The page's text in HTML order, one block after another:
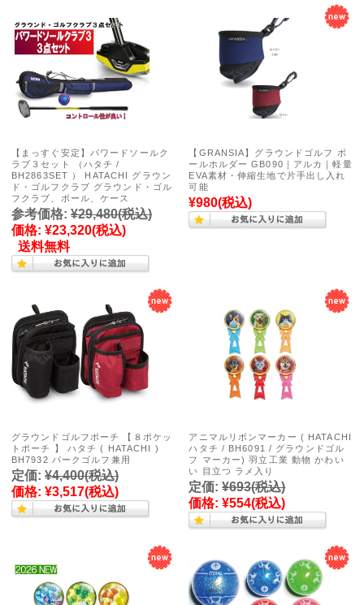
【まっすぐ安定】パワードソールク
ラブ３セット （ハタチ /
BH2863SET ） HATACHI グラウン
ド・ゴルフクラブ グラウンド・ゴル
フクラブ、ボール、ケース
参考価格: ¥29,480(税込)
価格: ¥23,320(税込)
送料無料
【GRANSIA】グラウンドゴルフ ボ
ールホルダー GB090｜アルカ｜軽量
EVA素材・伸縮生地で片手出し入れ
可能
¥980(税込)
グラウンドゴルフポーチ 【８ポケッ
トポーチ 】 ハタチ ( HATACHI )
BH7932 パークゴルフ兼用
定価: ¥4,400(税込)
価格: ¥3,517(税込)
アニマルリボンマーカー ( HATACHI
ハタチ / BH6091 / グラウンドゴル
フ マーカー) 羽立工業 動物 かわい
い 目立つ ラメ入り
定価: ¥693(税込)
価格: ¥554(税込)